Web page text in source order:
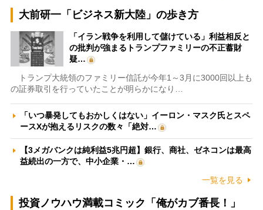
大前研一「ビジネス新大陸」の歩き方
「イラン戦争を利用して儲けている」利益相反と
の批判が強まるトランプファミリーの不正蓄財
疑…
トランプ大統領のファミリー信託が今年1～3月に3000回以上も
の証券取引を行っていたことが明らかになり…
「いつ暴発してもおかしくはない」イーロン・マスク氏とスペ
ースXが抱えるリスクの数々「絶対…
【3メガバンクは純利益5兆円超】銀行、商社、ゼネコンは最高
益続出の一方で、中小企業・…
一覧を見る
投資ノウハウ満載コミック「俺がカブ番長！」